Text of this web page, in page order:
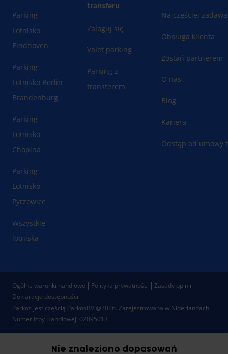
Nie znaleziono dopasowań
Parking
Lotnisko
Eindhoven
Parking
Lotnisko Berlin
Brandenburg
Parking
Lotnisko
Chopina
Parking
Lotnisko
Pyrzowice
Wszystkie
lotniska
transferu
Zaloguj się
Valet parking
Parking z
transferem
Najczęściej
Obsługa klienta
Zostań partnerem
O nas
Blog
Kariera
Odstąp od umowy
Parkos jest częścią ParkosBV @2026. Zarejestrowana w Niderlandach.
Numer Izby Handlowej: 02095013
Ogólne warunki handlowe Polityka prywatności
Zasady opinii
Deklaracja dostępności